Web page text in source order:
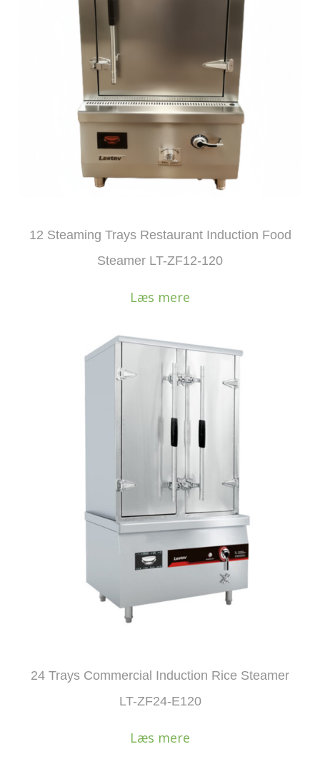
12 Steaming Trays Restaurant Induction Food
Steamer LT-ZF12-120
Læs mere
24 Trays Commercial Induction Rice Steamer
LT-ZF24-E120
Læs mere